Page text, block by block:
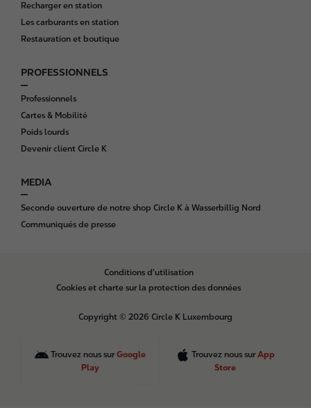
Recharger en station
Les carburants en station
Restauration et boutique
PROFESSIONNELS
Professionnels
Cartes & Mobilité
Poids lourds
Devenir client Circle K
MEDIA
Seconde ouverture de notre shop Circle K à Wasserbillig Nord
Communiqués de presse
Conditions d'utilisation
Cookies et charte sur la protection des données
Copyright © 2026 Circle K Luxembourg
Trouvez nous surGoogle
Play
Trouvez nous sur App
Store